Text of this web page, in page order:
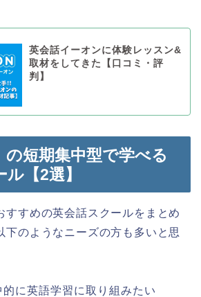
英会話イーオンに体験レッスン&
取材をしてきた【口コミ・評
判】
の短期集中型で学べる
【2選】
すすめの英会話スクールをまとめ
下のようなニーズの方も多いと思
に英語学習に取り組みたい